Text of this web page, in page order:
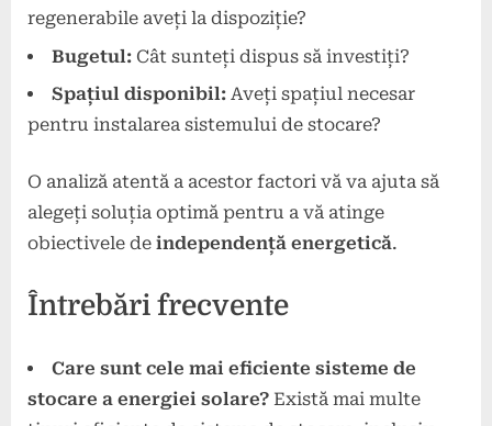
regenerabile aveți la dispoziție?
Bugetul: Cât sunteți dispus să investiți?
Spațiul disponibil: Aveți spațiul necesar
pentru instalarea sistemului de stocare?
O analiză atentă a acestor factori vă va ajuta să
alegeți soluția optimă pentru a vă atinge
obiectivele de independență energetică.
Întrebări frecvente
Care sunt cele mai eficiente sisteme de
stocare a energiei solare? Există mai multe